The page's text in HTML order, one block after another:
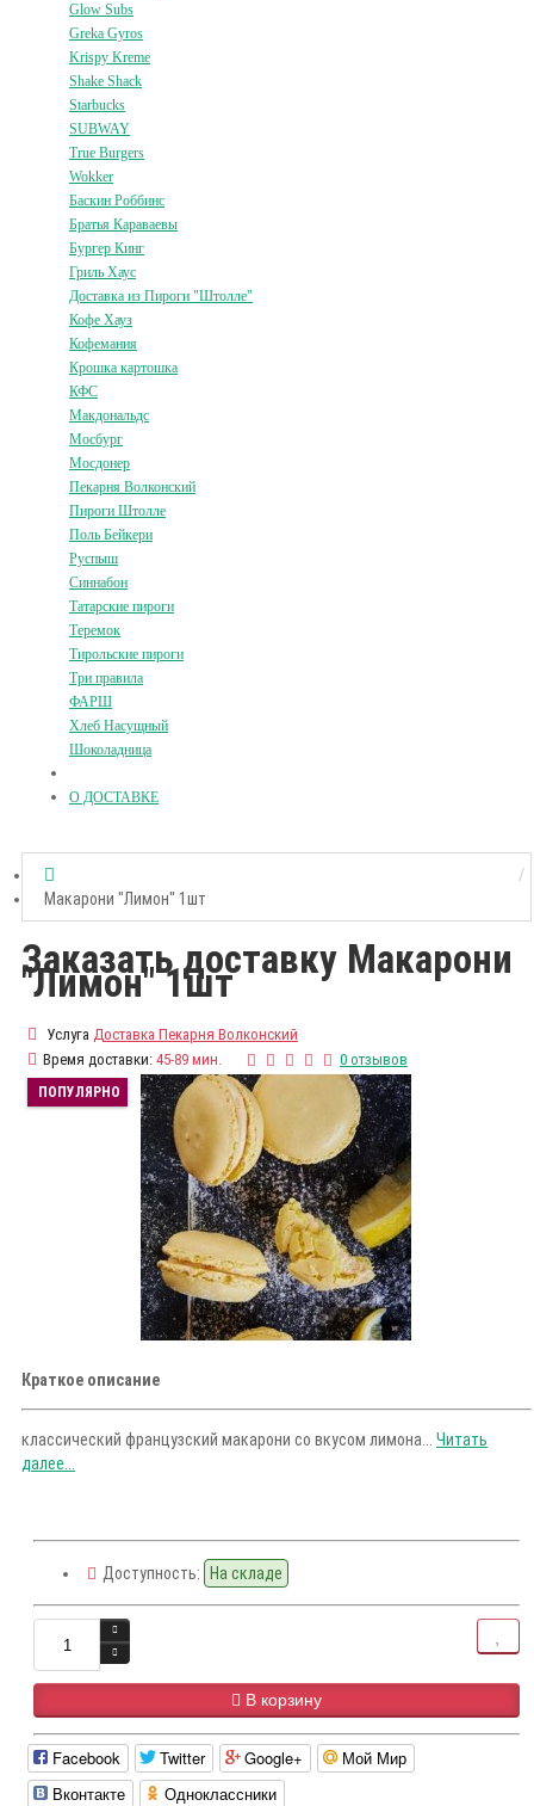
Glow Subs
Greka Gyros
Krispy Kreme
Shake Shack
Starbucks
SUBWAY
True Burgers
Wokker
Баскин Роббинс
Братья Караваевы
Бургер Кинг
Гриль Хаус
Доставка из Пироги "Штолле"
Кофе Хауз
Кофемания
Крошка картошка
КФС
Макдональдс
Мосбург
Мосдонер
Пекарня Волконский
Пироги Штолле
Поль Бейкери
Руспыш
Синнабон
Татарские пироги
Теремок
Тирольские пироги
Три правила
ФАРШ
Хлеб Насущный
Шоколадница
О ДОСТАВКЕ
Макарони "Лимон" 1шт
Заказать доставку Макарони
"Лимон" 1шт
Услуга Доставка Пекарня Волконский
Время доставки: 45-89 мин. 0 отзывов
ПОПУЛЯРНО
Краткое описание
классический французский макарони со вкусом лимона... Читать
далее...
Доступность: На складе
В корзину
Facebook Twitter Google+
Мой Мир
Вконтакте
Одноклассники